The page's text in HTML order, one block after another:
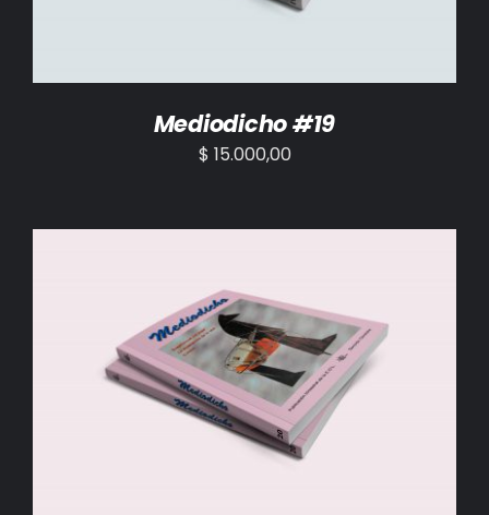
Mediodicho #19
$ 15.000,00
AÑADIR AL CARRITO / DETALLES